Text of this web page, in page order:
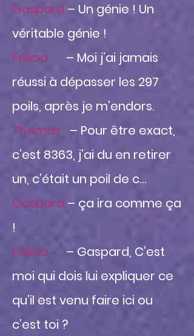
Gaspard – Un génie ! Un
véritable génie !
Félicia – Moi j’ai jamais
réussi à dépasser les 297
poils, après je m’endors.
Thomas – Pour être exact,
c’est 8363, j’ai du en retirer
un, c’était un poil de c…
Gaspard – ça ira comme ça
!
Félicia – Gaspard, C’est
moi qui dois lui expliquer ce
qu’il est venu faire ici ou
c’est toi ?